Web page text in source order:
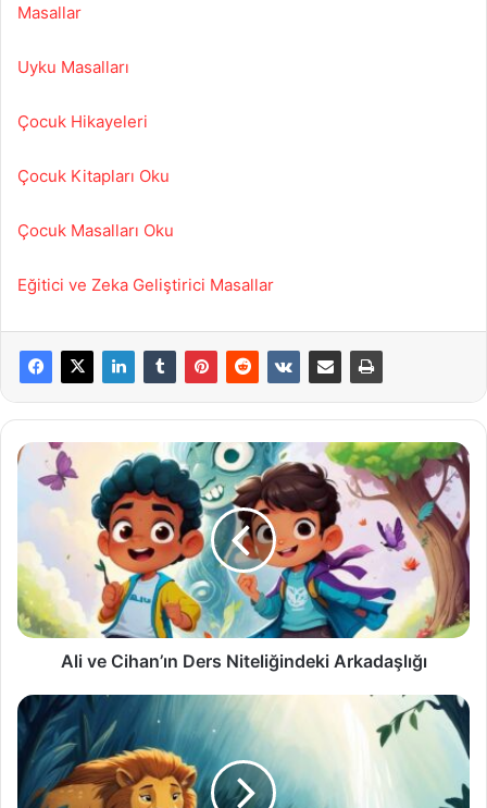
Masallar
Uyku Masalları
Çocuk Hikayeleri
Çocuk Kitapları Oku
Çocuk Masalları Oku
Eğitici ve Zeka Geliştirici Masallar
Ali
Cihan’ın
Niteliğindeki
Arkadaşlığı
Ali ve Cihan’ın Ders Niteliğindeki Arkadaşlığı
Aslan
ile
Kurbağaların
Sonsuza
Giden